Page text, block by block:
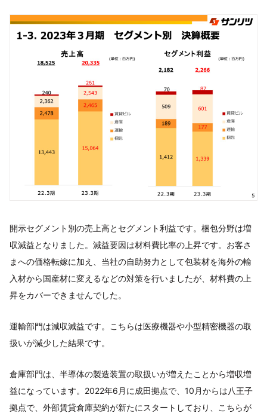
開示セグメント別の売上高とセグメント利益です。梱包分野は増
収減益となりました。減益要因は材料費比率の上昇です。お客さ
まへの価格転嫁に加え、当社の自助努力として包装材を海外の輸
入材から国産材に変えるなどの対策を行いましたが、材料費の上
昇をカバーできませんでした。
運輸部門は減収減益です。こちらは医療機器や小型精密機器の取
扱いが減少した結果です。
倉庫部門は、半導体の製造装置の取扱いが増えたことから増収増
益になっています。2022年6月に成田拠点で、10月からは八王子
拠点で、外部賃貸倉庫契約が新たにスタートしており、こちらが